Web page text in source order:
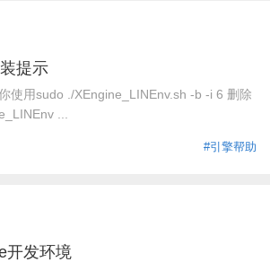
提示
使用sudo ./XEngine_LINEnv.sh -b -i 6 删除
...
#引擎帮助
开发环境